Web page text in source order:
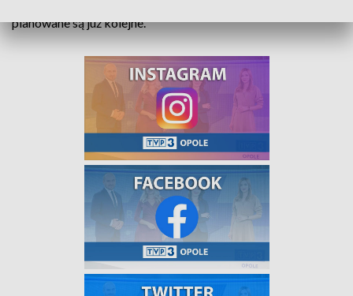
planowane są już kolejne.